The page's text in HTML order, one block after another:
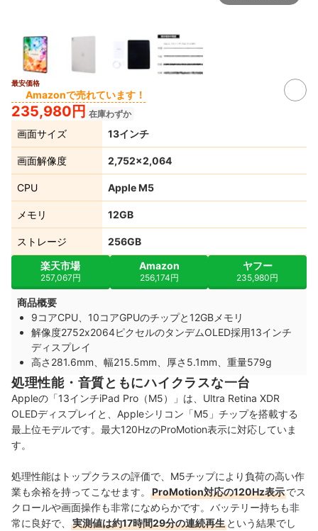
最安価格
Amazonで売れています！
235,980円 在庫わずか
画面サイズ 13インチ
画面解像度 2,752×2,064
CPU Apple M5
メモリ 12GB
ストレージ
256GB
楽天市場
257,067円
Amazon
256,174円
ヤフー
235,980円
商品概要
9コアCPU、10コアGPUのチップと12GBメモリ
解像度2752x2064ピクセルのタンデムOLED採用13インチ
ディスプレイ
高さ281.6mm、幅215.5mm、厚さ5.1mm、重量579g
処理性能・音質ともにハイクラスな一台
Appleの「13インチiPad Pro（M5）」は、Ultra Retina XDR
OLEDディスプレイと、Appleシリコン「M5」チップを搭載する
最上位モデルです。最大120HzのProMotion表示に対応していま
す。
処理性能はトップクラスの評価で、M5チップにより負荷の高い作
業も余裕を持ってこなせます。
ProMotion対応の120Hz表示でス
クロールや画面操作も非常になめらかです。バッテリー持ちも非
常に良好で、
実測値は約17時間29分の連続再生 という結果でし